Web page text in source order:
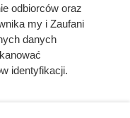
odbiorców oraz
my i Zaufani
danych
identyfikacji.